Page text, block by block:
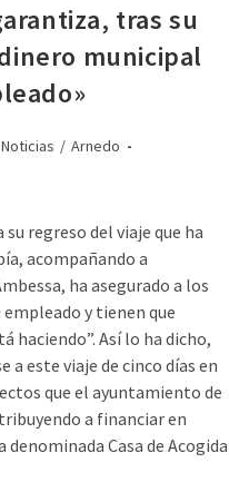
tras su
municipal
Noticias / Arnedo
regreso del viaje que ha
acompañando a
ha asegurado a los
y tienen que
haciendo”. Así lo ha dicho,
a este viaje de cinco días en
que el ayuntamiento de
a financiar en
Casa de Acogida